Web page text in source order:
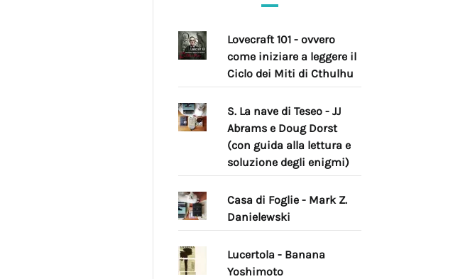
Lovecraft 101 - ovvero
come iniziare a leggere il
Ciclo dei Miti di Cthulhu
S. La nave di Teseo - JJ
Abrams e Doug Dorst
(con guida alla lettura e
soluzione degli enigmi)
Casa di Foglie - Mark Z.
Danielewski
Lucertola - Banana
Yoshimoto